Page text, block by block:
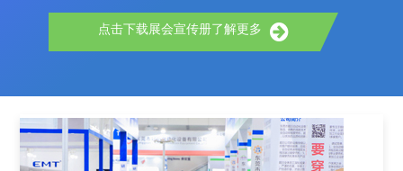
点击下载展会宣传册了解更多